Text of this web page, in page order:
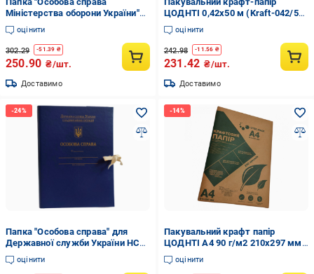
Міністерства оборони України"
на зав'язках із тисненням А4
корінець 40 мм бумвініл (ПАПК/
ЛД-МТ-А4-З/Б-40-8)
оцінити
302.29 -51.39 ₴
250.90 ₴/шт.
Доставимо
ЦОДНТІ 0,42x50 м (Kraft-042/50-
60-2)
оцінити
242.98 -11.56 ₴
231.42 ₴/шт.
Доставимо
Папка "Особова справа" для
Державної служби України НС
20 мм з бумвінілу Синій (PLD-
NS/Bl-А4B-20-1)
оцінити
Пакувальний крафт папір
ЦОДНТІ А4 90 г/м2 210x297 мм
250 аркушів (Kraft 210/297 90
250 1)
оцінити